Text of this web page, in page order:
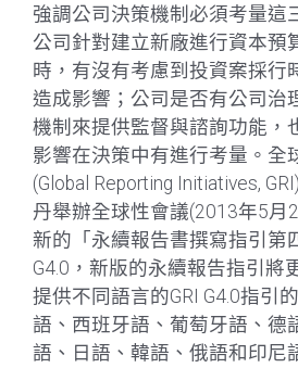
強調公司決策機制必須考量這
公司針對建立新廠進行資本預
時，有沒有考慮到投資案採行
造成影響；公司是否有公司治
機制來提供監督與諮詢功能，
影響在決策中有進行考量。全
(Global Reporting Initiatives,
丹舉辦全球性會議(2013年5月
新的「永續報告書撰寫指引第
G4.0，新版的永續報告指引將
提供不同語言的GRI G4.0指引
語、西班牙語、葡萄牙語、德
語、日語、韓語、俄語和印尼